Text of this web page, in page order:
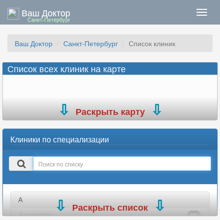
Ваш Доктор
Санкт-Петербург
Ваш Доктор Санкт-Петербург Список клиник
Список всех клиник на карте
Раскрыть карту
Клиники по специализации
Поиск
в
А
Акушерство 99
Раскрыть список